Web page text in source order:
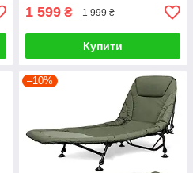
1 599 ₴ 1 999 ₴
Купити
–10%